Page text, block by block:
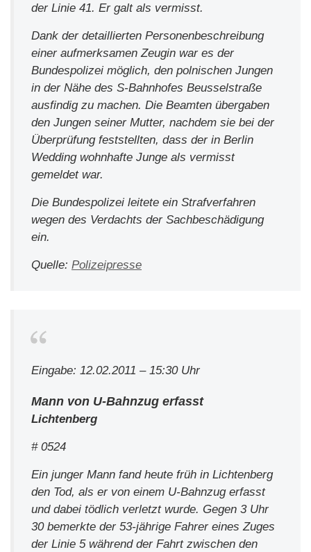
der Linie 41. Er galt als vermisst.
Dank der detaillierten Personenbeschreibung
einer aufmerksamen Zeugin war es der
Bundespolizei möglich, den polnischen Jungen
in der Nähe des S-Bahnhofes Beusselstraße
ausfindig zu machen. Die Beamten übergaben
den Jungen seiner Mutter, nachdem sie bei der
Überprüfung feststellten, dass der in Berlin
Wedding wohnhafte Junge als vermisst
gemeldet war.
Die Bundespolizei leitete ein Strafverfahren
wegen des Verdachts der Sachbeschädigung
ein.
Quelle: Polizeipresse
Eingabe: 12.02.2011 – 15:30 Uhr
Mann von U-Bahnzug erfasst
Lichtenberg
# 0524
Ein junger Mann fand heute früh in Lichtenberg
den Tod, als er von einem U-Bahnzug erfasst
und dabei tödlich verletzt wurde. Gegen 3 Uhr
30 bemerkte der 53-jährige Fahrer eines Zuges
der Linie 5 während der Fahrt zwischen den